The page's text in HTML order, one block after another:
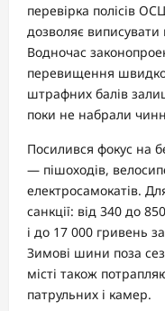
перевірка полісів
дозволяє
Водночас
перевищення
штрафних балів
поки не набрали
Посилився фокус на
— пішоходів,
електросамокатів.
санкції: від 340 до
і до 17 000 гривень
Зимові шини поза
місті також
патрульних і камер.